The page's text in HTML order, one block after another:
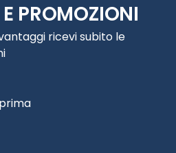
PROMOZIONI
ricevi subito le